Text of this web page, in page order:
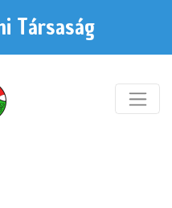
Társaság